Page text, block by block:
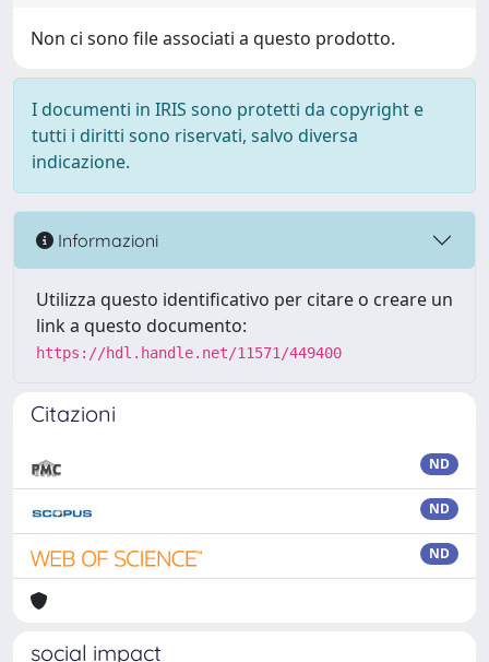
Non ci sono file associati a questo prodotto.
I documenti in IRIS sono protetti da copyright e
tutti i diritti sono riservati, salvo diversa
indicazione.
Informazioni
Utilizza questo identificativo per citare o creare un
link a questo documento:
https://hdl.handle.net/11571/449400
Citazioni
ND
ND
ND
social impact